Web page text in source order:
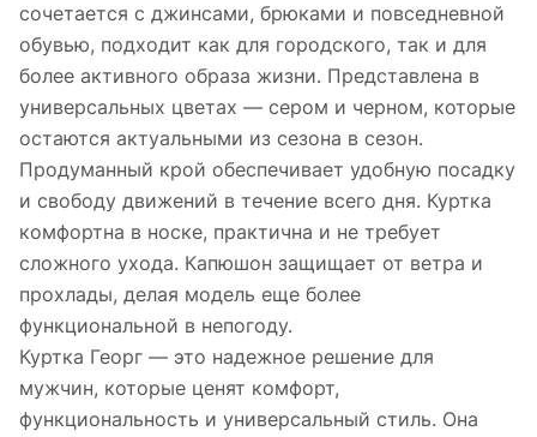
сочетается с джинсами, брюками и повседневной
обувью, подходит как для городского, так и для
более активного образа жизни. Представлена в
универсальных цветах — сером и черном, которые
остаются актуальными из сезона в сезон.
Продуманный крой обеспечивает удобную посадку
и свободу движений в течение всего дня. Куртка
комфортна в носке, практична и не требует
сложного ухода. Капюшон защищает от ветра и
прохлады, делая модель еще более
функциональной в непогоду.
Куртка Георг — это надежное решение для
мужчин, которые ценят комфорт,
функциональность и универсальный стиль. Она